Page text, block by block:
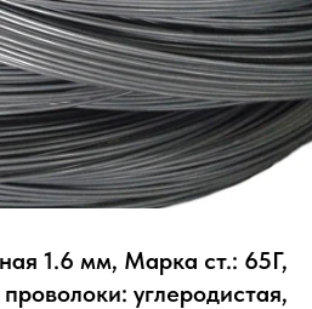
1.6 мм, Марка ст.: 65Г,
углеродистая,